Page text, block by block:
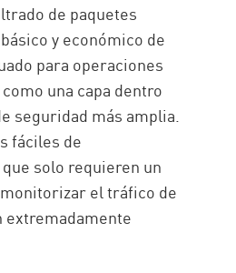
de paquetes
y económico de
para operaciones
una capa dentro
seguridad más amplia.
fáciles de
solo requieren un
el tráfico de
extremadamente